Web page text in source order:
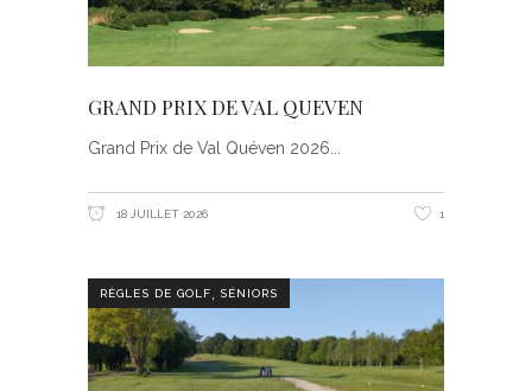
GRAND PRIX DE VAL QUEVEN
Grand Prix de Val Quéven 2026
18 JUILLET 2026 1
RÈGLES DE GOLF, SÉNIORS